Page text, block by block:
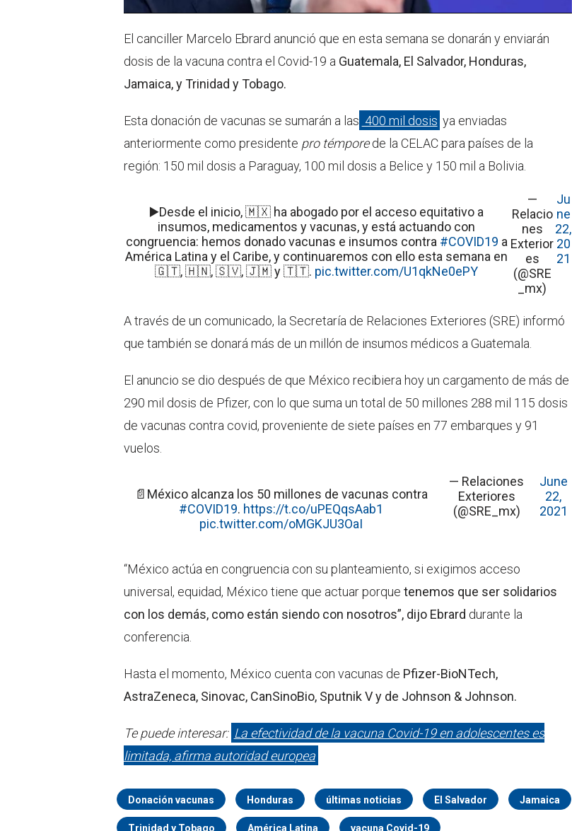
El canciller Marcelo Ebrard anunció que en esta semana se donarán y enviarán
dosis de la vacuna contra el Covid-19 a Guatemala, El Salvador, Honduras,
Jamaica, y Trinidad y Tobago.
Esta donación de vacunas se sumarán a las 400 mil dosis ya enviadas
anteriormente como presidente pro témporede la CELAC para países de la
región: 150 mil dosis a Paraguay, 100 mil dosis a Belice y 150 mil a Bolivia.
▶️Desde el inicio, 🇲🇽 ha abogado por el acceso equitativo a
insumos, medicamentos y vacunas, y está actuando con
congruencia: hemos donado vacunas e insumos contra #COVID19 a
América Latina y el Caribe, y continuaremos con ello esta semana en
🇬🇹, 🇭🇳, 🇸🇻, 🇯🇲 y 🇹🇹. pic.twitter.com/U1qkNe0ePY
—
Relacio
nes
Exterior
es
(@SRE
_mx)
Ju
ne
22,
20
21
A través de un comunicado, la Secretaría de Relaciones Exteriores (SRE) informó
que también se donará más de un millón de insumos médicos a Guatemala.
El anuncio se dio después de que México recibiera hoy un cargamento de más de
290 mil dosis de Pfizer, con lo que suma un total de 50 millones 288 mil 115 dosis
de vacunas contra covid, proveniente de siete países en 77 embarques y 91
vuelos.
📄México alcanza los 50 millones de vacunas contra
#COVID19. https://t.co/uPEQqsAab1
pic.twitter.com/oMGKJU3OaI
— Relaciones
Exteriores
(@SRE_mx)
June
22,
2021
“México actúa en congruencia con su planteamiento, si exigimos acceso
universal, equidad, México tiene que actuar porque tenemos que ser solidarios
con los demás, como están siendo con nosotros”, dijo Ebrard durante la
conferencia.
Hasta el momento, México cuenta con vacunas de Pfizer-BioNTech,
AstraZeneca, Sinovac, CanSinoBio, Sputnik V y de Johnson & Johnson.
Te puede interesar: La efectividad de la vacuna Covid-19 en adolescentes es
limitada, afirma autoridad europea
Donación vacunas Honduras últimas noticias El Salvador Jamaica
Trinidad y Tobago América Latina vacuna Covid-19